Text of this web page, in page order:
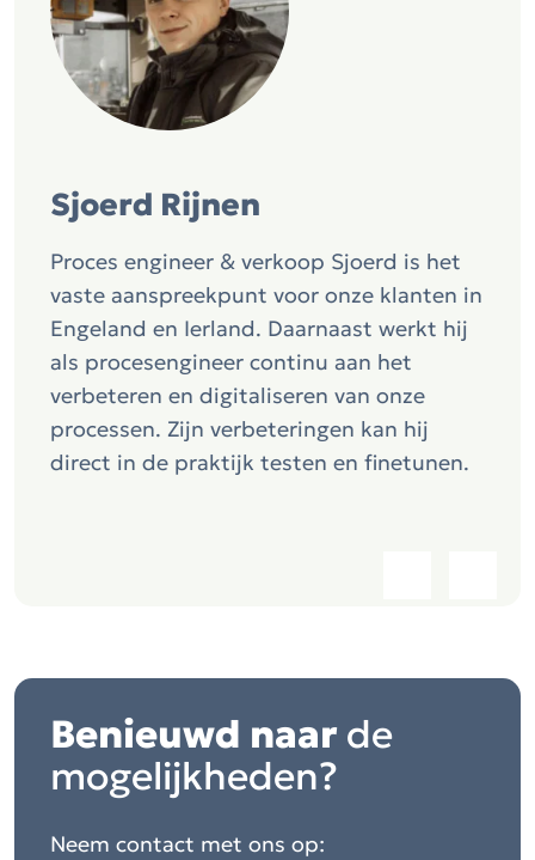
Sjoerd Rijnen
Proces engineer & verkoop Sjoerd is het
vaste aanspreekpunt voor onze klanten in
Engeland en Ierland. Daarnaast werkt hij
als procesengineer continu aan het
verbeteren en digitaliseren van onze
processen. Zijn verbeteringen kan hij
direct in de praktijk testen en finetunen.
Benieuwd naar de
mogelijkheden?
Neem contact met ons op: